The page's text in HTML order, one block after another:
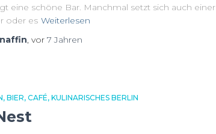
eine schöne Bar. Manchmal setzt sich auch einer
oder es Weiterlesen
, vor 7 Jahren
BIER CAFÉ KULINARISCHES BERLIN